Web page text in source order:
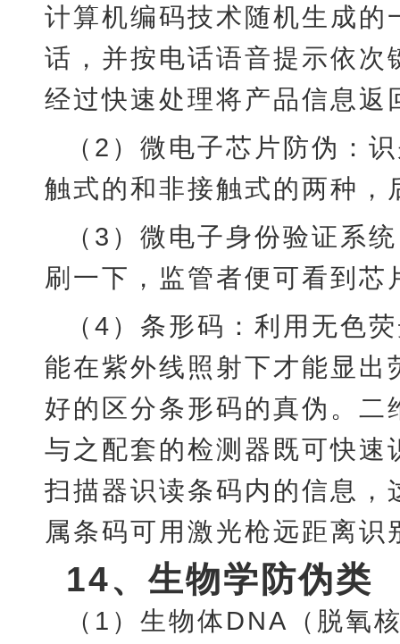
计算机编码技术随机生成
话，并按电话语音提示依
经过快速处理将产品信息
（ 2）微电子芯片防伪：
触式的和非接触式的两种
（ 3）微电子身份验证系
刷一下，监管者便可看到
（ 4）条形码：利用无色
能在紫外线照射下才能显
好的区分条形码的真伪。
与之配套的检测器既可快
扫描器识读条码内的信息
属条码可用激光枪远距离识
14、生物学防伪类
（ 1）生物体DNA（脱氧